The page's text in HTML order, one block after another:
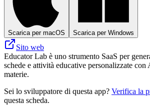
Scarica per macOS Scarica per Windows
Sito web
Educator Lab è uno strumento SaaS per
schede e attività educative personalizzate
materie.
Sei lo sviluppatore di questa app? Verifica la
questa scheda.